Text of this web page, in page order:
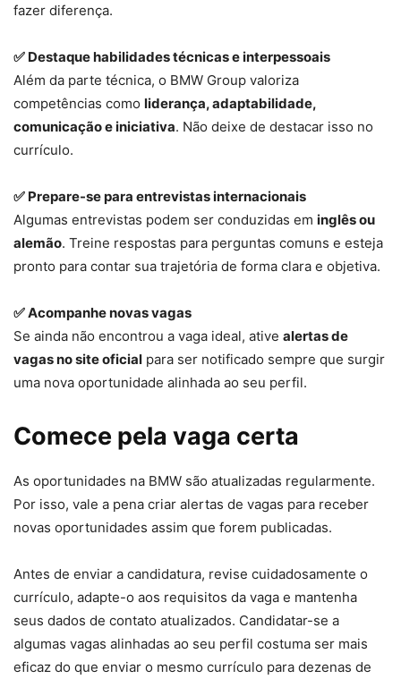
fazer diferença.
✅ Destaque habilidades técnicas e interpessoais
Além da parte técnica, o BMW Group valoriza
competências como liderança, adaptabilidade,
comunicação e iniciativa. Não deixe de destacar isso no
currículo.
✅ Prepare-se para entrevistas internacionais
Algumas entrevistas podem ser conduzidas em inglês ou
alemão. Treine respostas para perguntas comuns e esteja
pronto para contar sua trajetória de forma clara e objetiva.
✅ Acompanhe novas vagas
Se ainda não encontrou a vaga ideal, ative alertas de
vagas no site oficial para ser notificado sempre que surgir
uma nova oportunidade alinhada ao seu perfil.
Comece pela vaga certa
As oportunidades na BMW são atualizadas regularmente.
Por isso, vale a pena criar alertas de vagas para receber
novas oportunidades assim que forem publicadas.
Antes de enviar a candidatura, revise cuidadosamente o
currículo, adapte-o aos requisitos da vaga e mantenha
seus dados de contato atualizados. Candidatar-se a
algumas vagas alinhadas ao seu perfil costuma ser mais
eficaz do que enviar o mesmo currículo para dezenas de